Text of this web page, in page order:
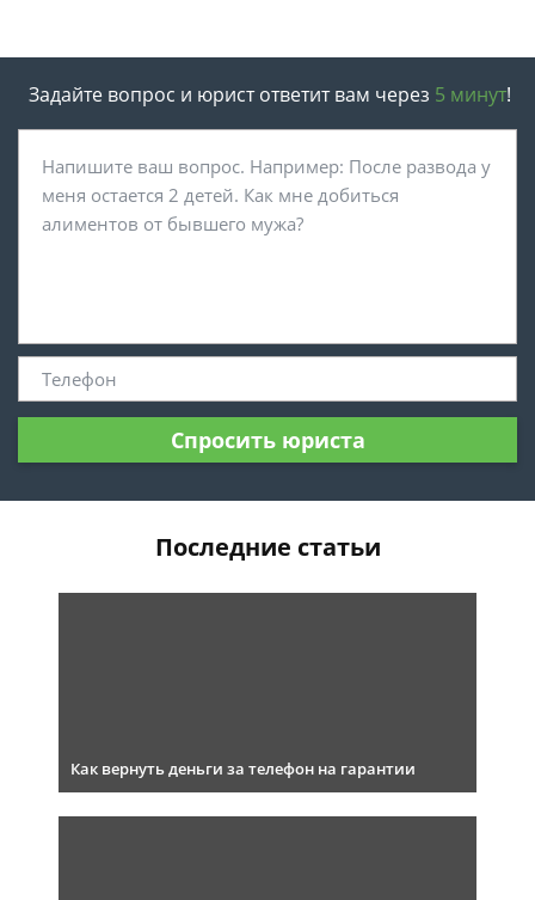
Задайте вопрос и юрист ответит вам через 5 минут!
Спросить юриста
Последние статьи
Как вернуть деньги за телефон на гарантии